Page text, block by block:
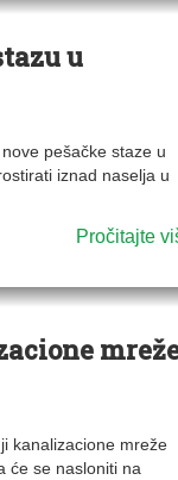
u
pešačke staze u
iznad naselja u
Pročitajte
kanalizacione mreže
će se nasloniti na